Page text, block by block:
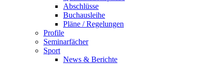
Abschlüsse
Buchausleihe
Pläne / Regelungen
Profile
Seminarfächer
Sport
News & Berichte